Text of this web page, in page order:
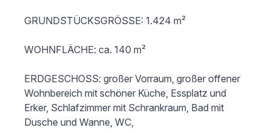
GRUNDSTÜCKSGRÖSSE: 1.424 m²
WOHNFLÄCHE: ca. 140 m²
ERDGESCHOSS: großer Vorraum, großer offener
Wohnbereich mit schöner Küche, Essplatz und
Erker, Schlafzimmer mit Schrankraum, Bad mit
Dusche und Wanne, WC,